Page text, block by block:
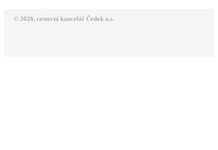
© 2026, cestovní kancelář Čedok a.s.